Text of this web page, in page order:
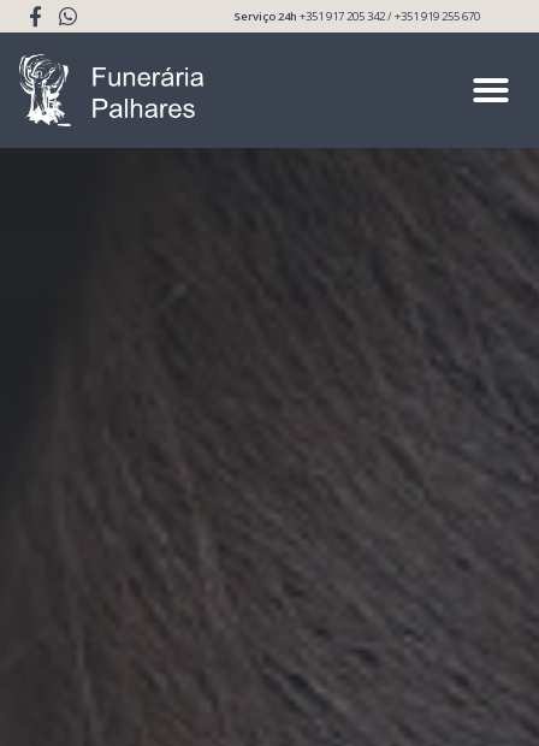
Serviço 24h+351 917 205 342 / +351 919 255 670